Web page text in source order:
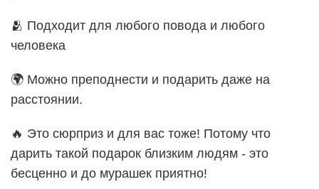
🫂 Подходит для любого повода и любого
человека
🌍 Можно преподнести и подарить даже на
расстоянии.
🔥 Это сюрприз и для вас тоже! Потому что
дарить такой подарок близким людям - это
бесценно и до мурашек приятно!